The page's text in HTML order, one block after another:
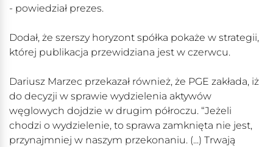
- powiedział prezes.
Dodał, że szerszy horyzont spółka pokaże w strategii,
której publikacja przewidziana jest w czerwcu.
Dariusz Marzec przekazał również, że PGE zakłada, iż
do decyzji w sprawie wydzielenia aktywów
węglowych dojdzie w drugim półroczu. “Jeżeli
chodzi o wydzielenie, to sprawa zamknięta nie jest,
przynajmniej w naszym przekonaniu. (...) Trwają